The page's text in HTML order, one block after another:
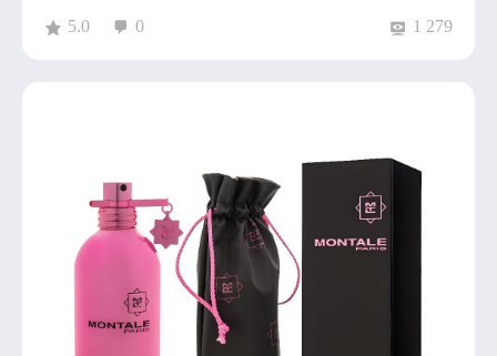
5.0 0 1 279